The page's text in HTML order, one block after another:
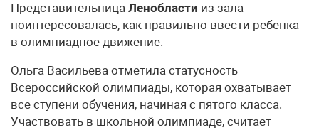
Представительница Ленобласти из зала
поинтересовалась, как правильно ввести ребенка
в олимпиадное движение.
Ольга Васильева отметила статусность
Всероссийской олимпиады, которая охватывает
все ступени обучения, начиная с пятого класса.
Участвовать в школьной олимпиаде, считает